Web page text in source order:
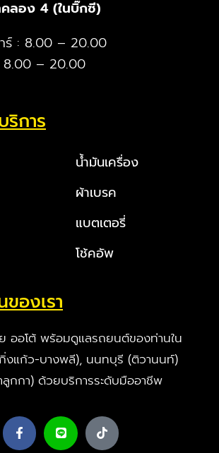
คลอง 4 (ในบิ๊กซี)
ร์ : 8.00 – 20.00
8.00 – 20.00
ริการ
น้ำมันเครื่อง
ผ้าเบรค
แบตเตอรี่
โช้คอัพ
องเรา
ออโต้ พร้อมดูแลรถยนต์ของท่านใน
งแก้ว-บางพลี), นนทบุรี (ติวานนท์)
ลูกกา) ด้วยบริการระดับมืออาชีพ